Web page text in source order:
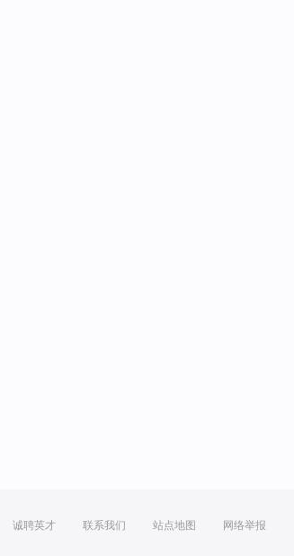
诚聘英才 联系我们 站点地图 网络举报